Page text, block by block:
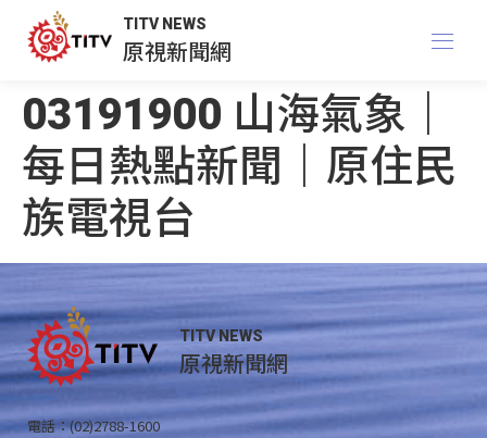
TITV NEWS
原視新聞網
03191900 山海氣象｜
每日熱點新聞｜原住民
族電視台
TITV NEWS
原視新聞網
電話：(02)2788-1600